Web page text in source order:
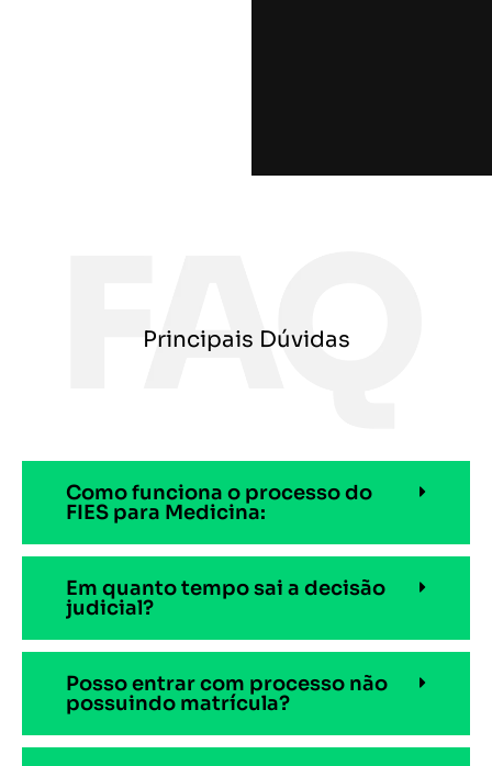
Principais Dúvidas
Como funciona o processo do
FIES para Medicina:
Em quanto tempo sai a decisão
judicial?
Posso entrar com processo não
possuindo matrícula?